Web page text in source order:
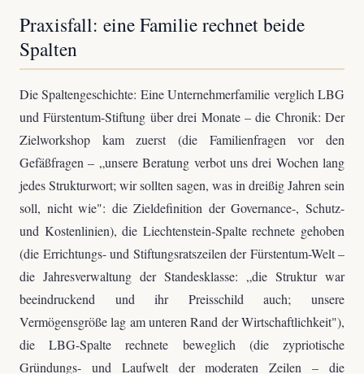
Praxisfall: eine Familie rechnet beide
Spalten
Die Spaltengeschichte: Eine Unternehmerfamilie verglich LBG
und Fürstentum-Stiftung über drei Monate – die Chronik: Der
Zielworkshop kam zuerst (die Familienfragen vor den
Gefäßfragen – „unsere Beratung verbot uns drei Wochen lang
jedes Strukturwort; wir sollten sagen, was in dreißig Jahren sein
soll, nicht wie": die Zieldefinition der Governance-, Schutz-
und Kostenlinien), die Liechtenstein-Spalte rechnete gehoben
(die Errichtungs- und Stiftungsratszeilen der Fürstentum-Welt –
die Jahresverwaltung der Standesklasse: „die Struktur war
beeindruckend und ihr Preisschild auch; unsere
Vermögensgröße lag am unteren Rand der Wirtschaftlichkeit"),
die LBG-Spalte rechnete beweglich (die zypriotische
Gründungs- und Laufwelt der moderaten Zeilen – die